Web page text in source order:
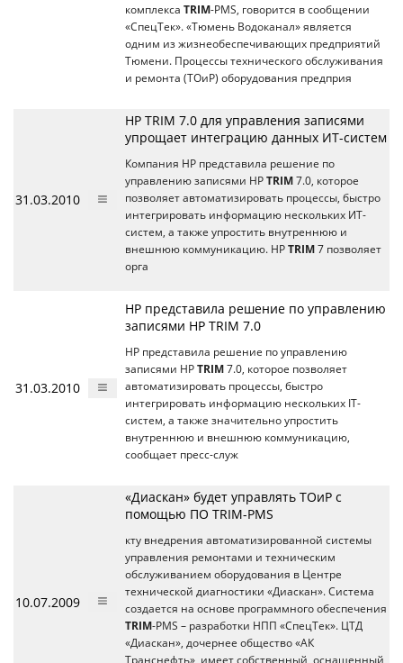
комплекса TRIM-PMS, говорится в сообщении
«СпецТек». «Тюмень Водоканал» является
одним из жизнеобеспечивающих предприятий
Тюмени. Процессы технического обслуживания
и ремонта (ТОиР) оборудования предприя
31.03.2010
HP TRIM 7.0 для управления записями
упрощает интеграцию данных ИТ-систем
Компания HP представила решение по
управлению записями HP TRIM 7.0, которое
позволяет автоматизировать процессы, быстро
интегрировать информацию нескольких ИТ-
систем, а также упростить внутреннюю и
внешнюю коммуникацию. HP TRIM 7 позволяет
орга
31.03.2010
HP представила решение по управлению
записями HP TRIM 7.0
HP представила решение по управлению
записями HP TRIM 7.0, которое позволяет
автоматизировать процессы, быстро
интегрировать информацию нескольких IT-
систем, а также значительно упростить
внутреннюю и внешнюю коммуникацию,
сообщает пресс-служ
10.07.2009
«Диаскан» будет управлять ТОиР с
помощью ПО TRIM-PMS
кту внедрения автоматизированной системы
управления ремонтами и техническим
обслуживанием оборудования в Центре
технической диагностики «Диаскан». Система
создается на основе программного обеспечения
TRIM-PMS – разработки НПП «СпецТек». ЦТД
«Диаскан», дочернее общество «АК
Транснефть», имеет собственный, оснащенный